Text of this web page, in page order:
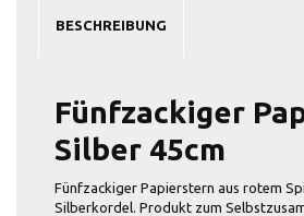
BESCHREIBUNG
Fünfzackiger
Silber 45cm
Fünfzackiger Papierstern aus rotem
Silberkordel. Produkt zum